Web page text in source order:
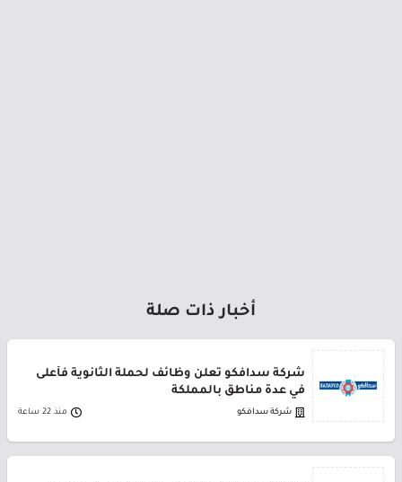
أخبار ذات صلة
شركة سدافكو تعلن وظائف لحملة الثانوية فأعلى
في عدة مناطق بالمملكة
شركة سدافكو منذ 22 ساعة